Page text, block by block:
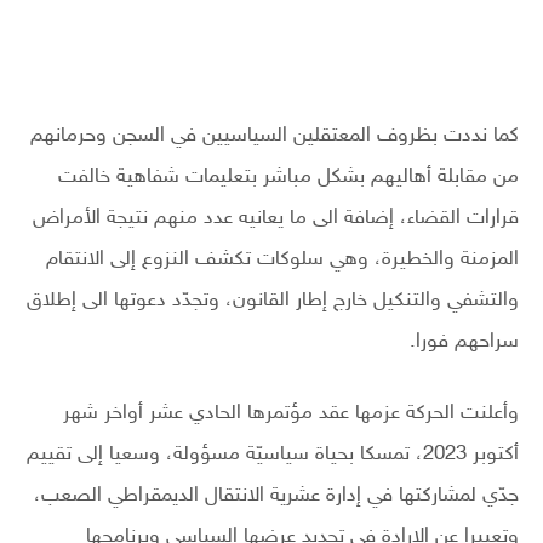
كما نددت بظروف المعتقلين السياسيين في السجن وحرمانهم
من مقابلة أهاليهم بشكل مباشر بتعليمات شفاهية خالفت
قرارات القضاء، إضافة الى ما يعانيه عدد منهم نتيجة الأمراض
المزمنة والخطيرة، وهي سلوكات تكشف النزوع إلى الانتقام
والتشفي والتنكيل خارج إطار القانون، وتجدّد دعوتها الى إطلاق
سراحهم فورا.
وأعلنت الحركة عزمها عقد مؤتمرها الحادي عشر أواخر شهر
أكتوبر 2023، تمسكا بحياة سياسيّة مسؤولة، وسعيا إلى تقييم
جدّي لمشاركتها في إدارة عشرية الانتقال الديمقراطي الصعب،
وتعبيرا عن الإرادة في تجديد عرضها السياسي وبرنامجها